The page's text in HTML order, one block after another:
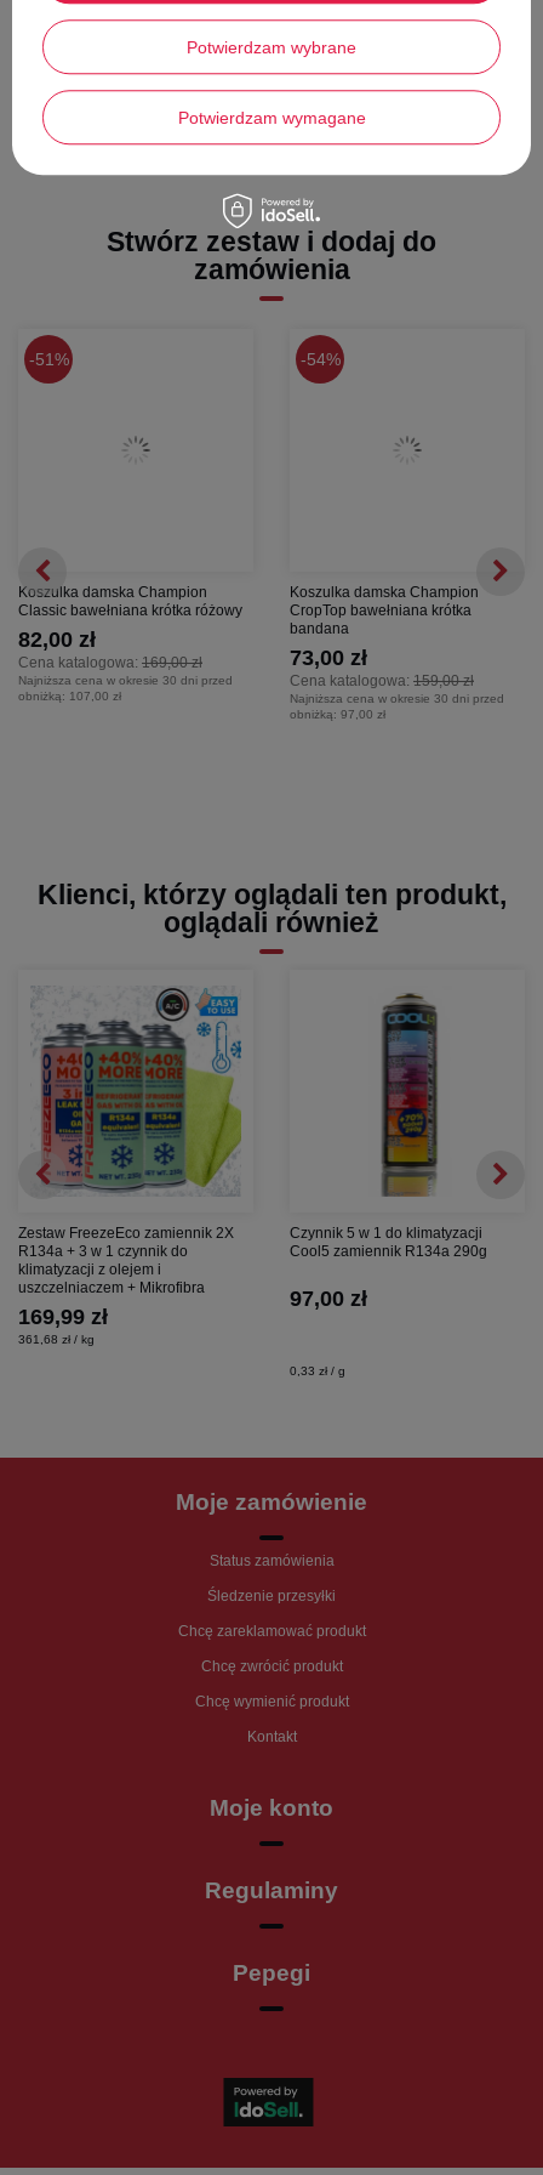
DO POBRANIA
Stwórz zestaw i dodaj do
zamówienia
51%
Koszulka damska Champion
Classic bawełniana krótka różowy
Cena katalogowa: 169,00 zł
82,00 zł
Najniższa cena w okresie 30 dni przed
obniżką: 107,00 zł
54%
Koszulka damska Champion
CropTop bawełniana krótka
bandana
Cena katalogowa: 159,00 zł
73,00 zł
Najniższa cena w okresie 30 dni przed
obniżką: 97,00 zł
Klienci, którzy oglądali ten produkt,
oglądali również
Zestaw FreezeEco zamiennik 2X
R134a + 3 w 1 czynnik do
klimatyzacji z olejem i
uszczelniaczem + Mikrofibra
169,99 zł
361,68 zł / kg
Czynnik 5 w 1 do klimatyzacji
Cool5 zamiennik R134a 290g
97,00 zł
0,33 zł / g
Moje zamówienie
Status zamówienia
Śledzenie przesyłki
Chcę zareklamować produkt
Chcę zwrócić produkt
Chcę wymienić produkt
Kontakt
Moje konto
Regulaminy
Pepegi
Potwierdzam wybrane
Potwierdzam wymagane